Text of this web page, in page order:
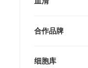
合作品牌
细胞库